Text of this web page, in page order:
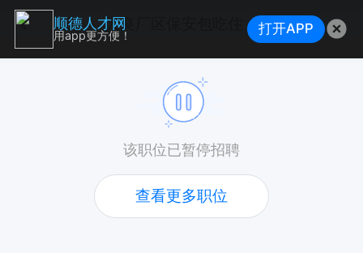
大良厂区保安包吃住！
该职位已暂停招聘
查看更多职位
顺德人才网
用app更方便！ 打开APP